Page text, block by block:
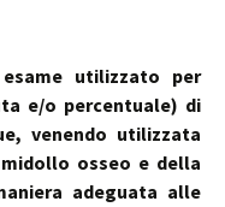
utilizzato per
e/o percentuale) di
venendo utilizzata
osseo e della
adeguata alle